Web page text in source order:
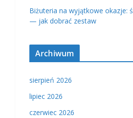
Biżuteria na wyjątkowe okazje:
— jak dobrać zestaw
Archiwum
sierpień 2026
lipiec 2026
czerwiec 2026